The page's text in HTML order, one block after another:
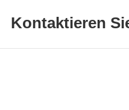
Kontaktieren